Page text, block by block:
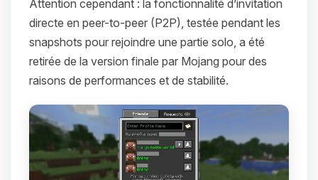
Attention cependant : la fonctionnalité d’invitation
directe en peer-to-peer (P2P), testée pendant les
snapshots pour rejoindre une partie solo, a été
retirée de la version finale par Mojang pour des
raisons de performances et de stabilité.